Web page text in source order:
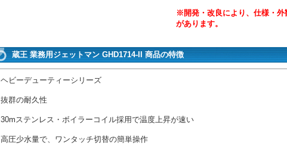
※開発・改良により、仕様・
があります。
蔵王 業務用ジェットマン GHD1714-II 商品の特徴
ヘビーデューティーシリーズ
抜群の耐久性
30mステンレス・ボイラーコイル採用で温度上昇が速い
高圧少水量で、ワンタッチ切替の簡単操作